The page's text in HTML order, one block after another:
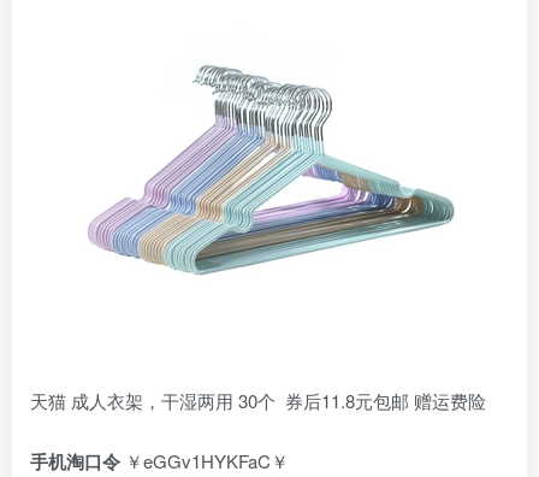
天猫 成人衣架，干湿两用 30个 券后11.8元包邮 赠运费险
手机淘口令 ￥eGGv1HYKFaC￥